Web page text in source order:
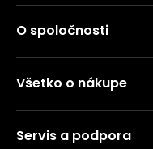
O spoločnosti
Všetko o nákupe
Servis a podpora